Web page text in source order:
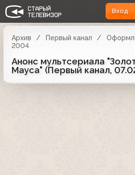
Вход
Архив Первый канал
2004
Анонс мультсериала
Мауса" (Первый канал,